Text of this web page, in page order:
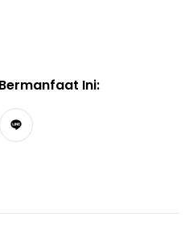
Ini: